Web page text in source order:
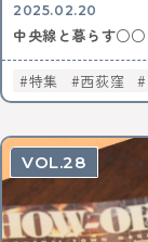
2025.02.20
中央線と暮らす○○
特集 西荻窪
28